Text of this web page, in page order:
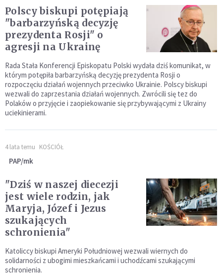
Polscy biskupi potępiają
"barbarzyńską decyzję
prezydenta Rosji" o
agresji na Ukrainę
Rada Stała Konferencji Episkopatu Polski wydała dziś komunikat, w
którym potępiła barbarzyńską decyzję prezydenta Rosji o
rozpoczęciu działań wojennych przeciwko Ukrainie. Polscy biskupi
wezwali do zaprzestania działań wojennych. Zwrócili się tez do
Polaków o przyjęcie i zaopiekowanie się przybywającymi z Ukrainy
uciekinierami.
4 lata temu KOŚCIÓŁ
PAP/mk
"Dziś w naszej diecezji
jest wiele rodzin, jak
Maryja, Józef i Jezus
szukających
schronienia"
Katoliccy biskupi Ameryki Południowej wezwali wiernych do
solidarności z ubogimi mieszkańcami i uchodźcami szukającymi
schronienia.